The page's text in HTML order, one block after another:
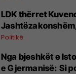
LDK thërret
Politikë
Nga bjeshkët e
e Gjermanisë: Si